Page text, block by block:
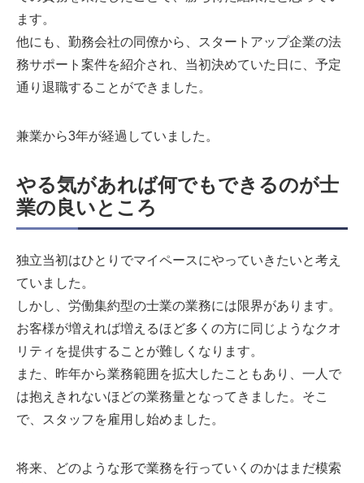
ます。
他にも、勤務会社の同僚から、スタートアップ企業の法
務サポート案件を紹介され、当初決めていた日に、予定
通り退職することができました。
兼業から3年が経過していました。
やる気があれば何でもできるのが士
業の良いところ
独立当初はひとりでマイペースにやっていきたいと考え
ていました。
しかし、労働集約型の士業の業務には限界があります。
お客様が増えれば増えるほど多くの方に同じようなクオ
リティを提供することが難しくなります。
また、昨年から業務範囲を拡大したこともあり、一人で
は抱えきれないほどの業務量となってきました。そこ
で、スタッフを雇用し始めました。
将来、どのような形で業務を行っていくのかはまだ模索